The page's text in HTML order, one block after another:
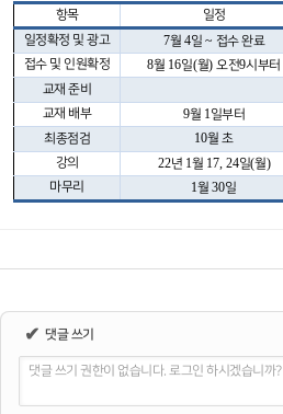
항목 일정
일정확정 및 광고
7월 4일 ~ 접수 완료
접수 및 인원확정
8월 16일(월) 오전9시부터
교재 준비
교재 배부
9월 1 일부터
최종점검
10월 초
강의
22년 1월 17, 24일(월)
마무리 1월30일
✔ 댓글 쓰기
댓글 쓰기 권한이 없습니다. 로그인 하시겠습니까?